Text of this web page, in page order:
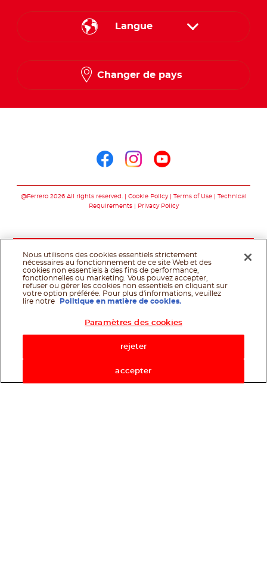
Langue
Changer de pays
@Ferrero 2026 All rights reserved. Cookie Policy Terms of Use
Technical
Requirements
Privacy Policy
Nous utilisons des cookies essentiels strictement
nécessaires au fonctionnement de ce site Web et des
cookies non essentiels à des fins de performance,
fonctionnelles ou marketing. Vous pouvez accepter,
refuser ou gérer les cookies non essentiels en cliquant sur
votre option préférée. Pour plus d'informations, veuillez
lire notre
Politique en matière de cookies.
Paramètres des cookies
rejeter
accepter